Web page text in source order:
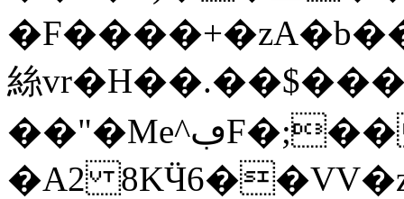
絲
��"�Me^ڢF�;��,���!
�A2